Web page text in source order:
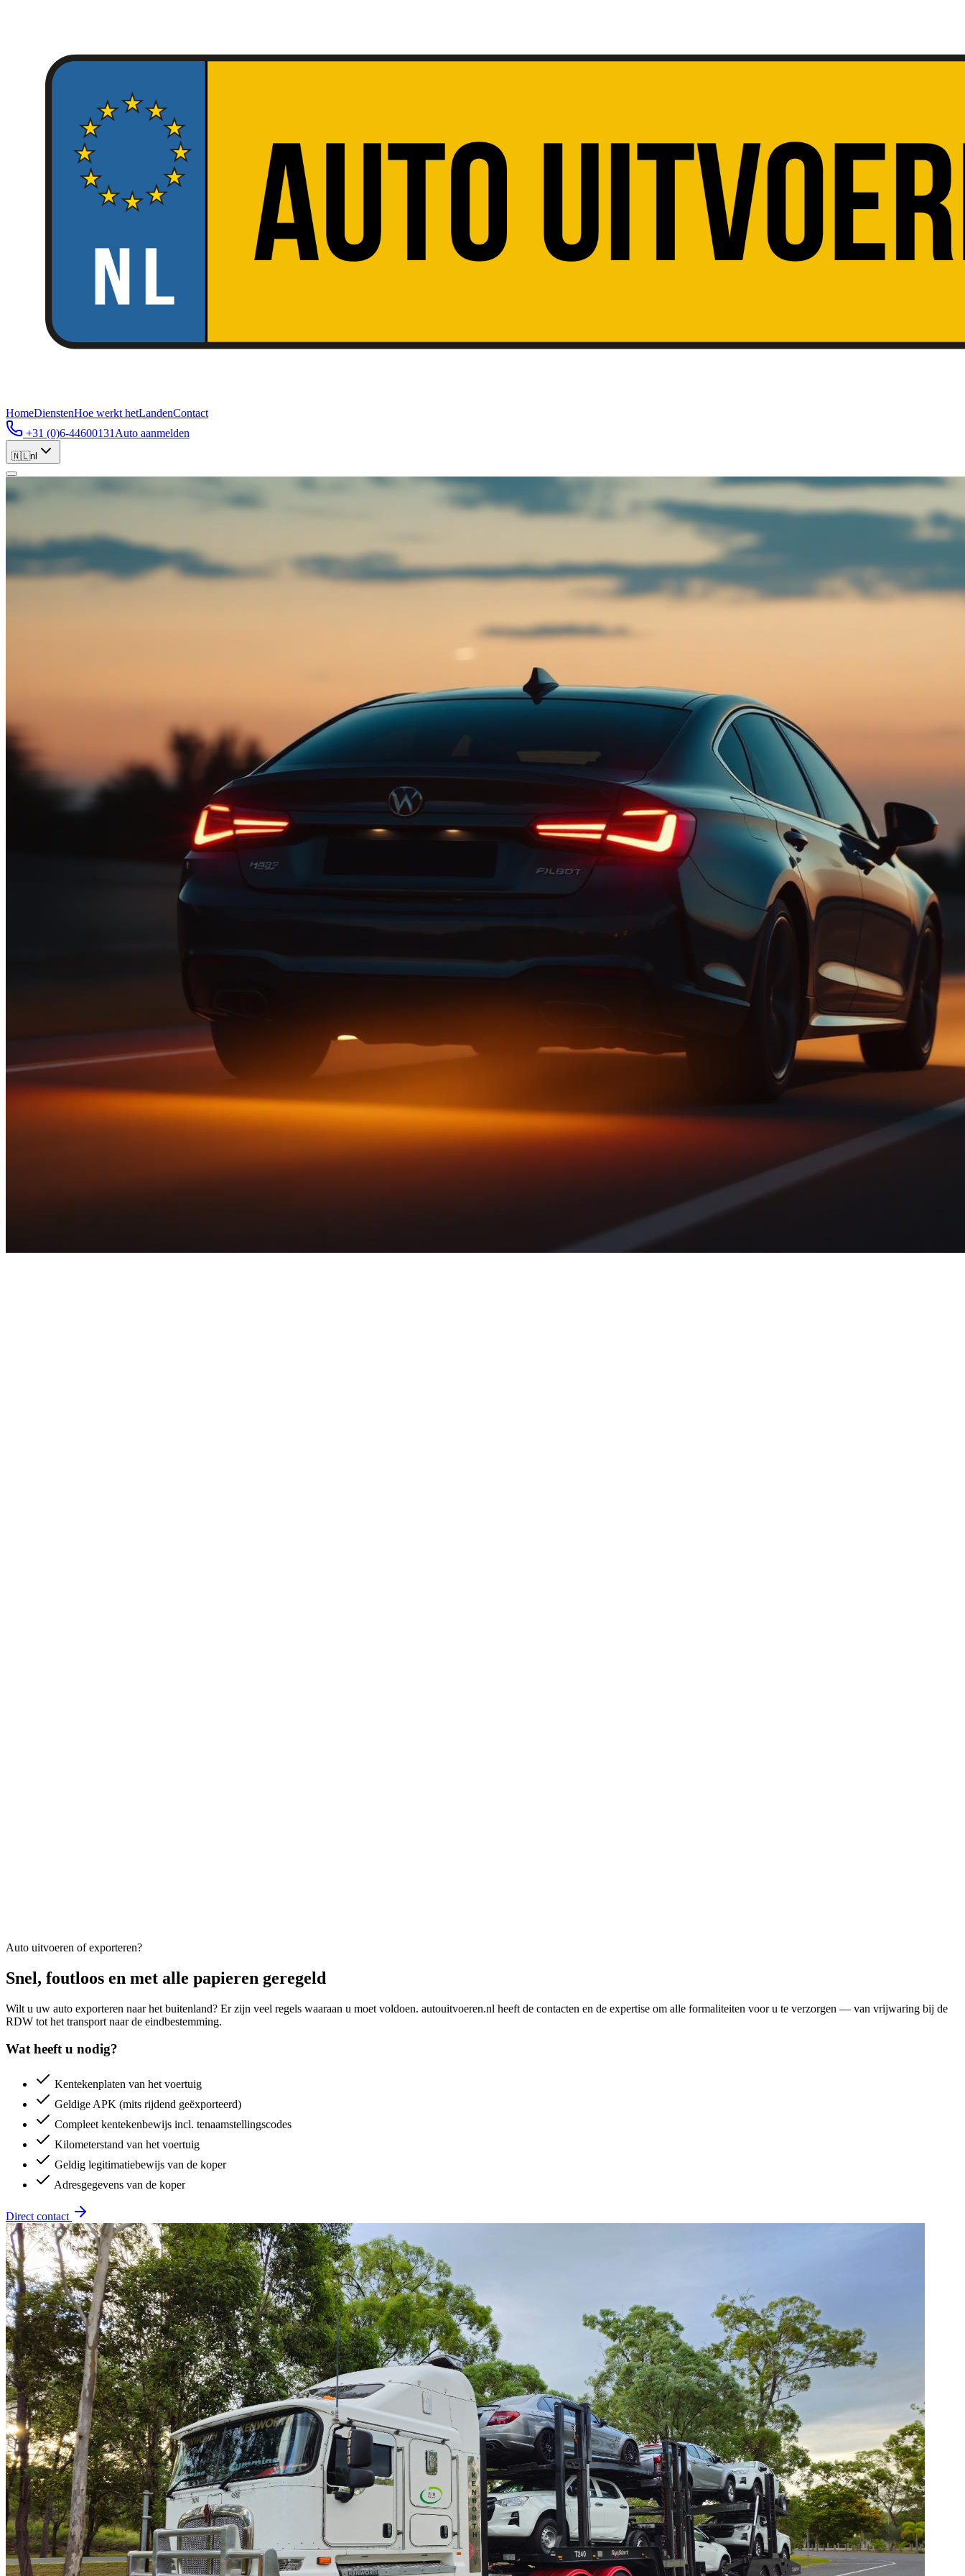
HomeDienstenHoe werkt hetLandenContact
+31 (0)6-44600131 Auto aanmelden
🇳🇱nl
Auto uitvoeren of exporteren?
Snel, foutloos en met alle papieren geregeld
Wilt u uw auto exporteren naar het buitenland? Er zijn veel regels waaraan u moet voldoen. autouitvoeren.nl heeft de contacten en de expertise om alle formaliteiten voor u te verzorgen — van vrijwaring bij de
RDW tot het transport naar de eindbestemming.
Wat heeft u nodig?
Kentekenplaten van het voertuig
Geldige APK (mits rijdend geëxporteerd)
Compleet kentekenbewijs incl. tenaamstellingscodes
Kilometerstand van het voertuig
Geldig legitimatiebewijs van de koper
Adresgegevens van de koper
Direct contact